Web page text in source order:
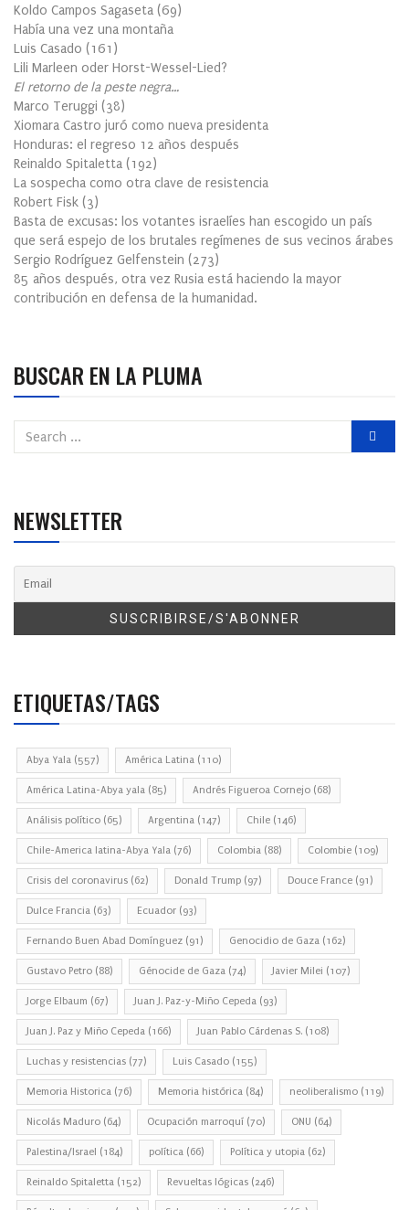
Koldo Campos Sagaseta (69)
Había una vez una montaña
Luis Casado (161 )
Lili Marleen oder Horst-Wessel-Lied?
El retorno de la peste negra…
Marco Teruggi (38)
Xiomara Castro juró como nueva presidenta
Honduras: el regreso 12 años después
Reinaldo Spitaletta (192)
La sospecha como otra clave de resistencia
Robert Fisk (3)
Basta de excusas: los votantes israelíes han escogido un país
que será espejo de los brutales regímenes de sus vecinos árabes
Sergio Rodríguez Gelfenstein (273)
85 años después, otra vez Rusia está haciendo la mayor
contribución en defensa de la humanidad.
BUSCAR EN LA PLUMA
NEWSLETTER
ETIQUETAS/TAGS
Abya Yala (557) América Latina (110)
América Latina-Abya yala (85) Andrés Figueroa Cornejo (68)
Análisis político (65) Argentina (147) Chile (146)
Chile-America latina-Abya Yala (76) Colombia (88) Colombie (109)
Crisis del coronavirus (62) Donald Trump (97) Douce France (91)
Dulce Francia (63) Ecuador (93)
Fernando Buen Abad Domínguez (91) Genocidio de Gaza (162)
Gustavo Petro (88) Génocide de Gaza (74) Javier Milei (107)
Jorge Elbaum (67) Juan J. Paz-y-Miño Cepeda (93)
Juan J. Paz y Miño Cepeda (166) Juan Pablo Cárdenas S. (108)
Luchas y resistencias (77) Luis Casado (155)
Memoria Historica (76) Memoria histórica (84) neoliberalismo (119)
Nicolás Maduro (64) Ocupación marroquí (70) ONU (64)
Palestina/Israel (184) política (66) Política y utopia (62)
Reinaldo Spitaletta (152) Revueltas lógicas (246)